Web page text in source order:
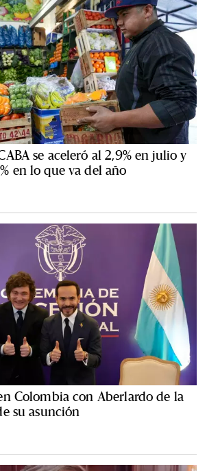
se aceleró al 2,9% en julio y
en lo que va del año
Colombia con Aberlardo de la
su asunción